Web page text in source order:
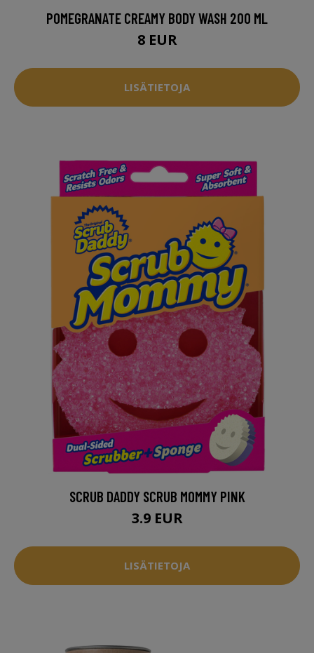
POMEGRANATE CREAMY BODY WASH 200 ML
8 EUR
LISÄTIETOJA
SCRUB DADDY SCRUB MOMMY PINK
3.9 EUR
LISÄTIETOJA